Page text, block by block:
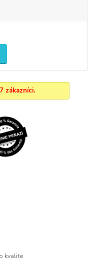
zákazníci.
kvalite